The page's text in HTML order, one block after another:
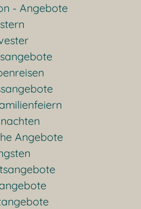
- Angebote
Angebote